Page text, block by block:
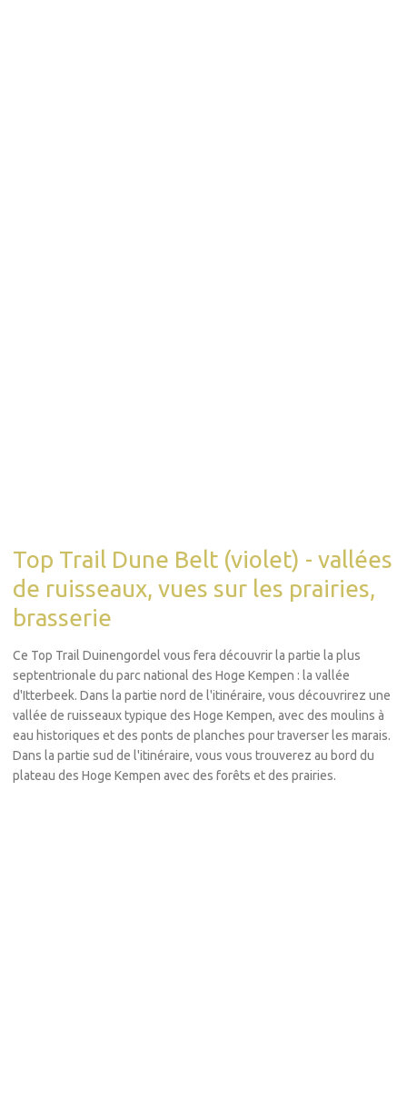
Top Trail Dune Belt (violet) - vallées
de ruisseaux, vues sur les prairies,
brasserie
Ce Top Trail Duinengordel vous fera découvrir la partie la plus
septentrionale du parc national des Hoge Kempen : la vallée
d'Itterbeek. Dans la partie nord de l'itinéraire, vous découvrirez une
vallée de ruisseaux typique des Hoge Kempen, avec des moulins à
eau historiques et des ponts de planches pour traverser les marais.
Dans la partie sud de l'itinéraire, vous vous trouverez au bord du
plateau des Hoge Kempen avec des forêts et des prairies.